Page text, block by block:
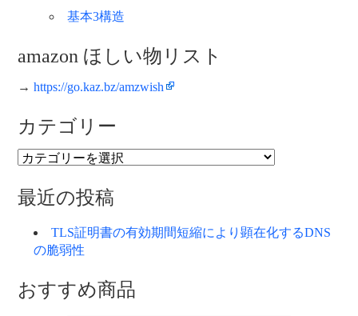
基本3構造
amazon ほしい物リスト
→ https://go.kaz.bz/amzwish
カテゴリー
カ
ゴ
リ
最近の投稿
TLS証明書の有効期間短縮により顕在化するDNS
の脆弱性
おすすめ商品